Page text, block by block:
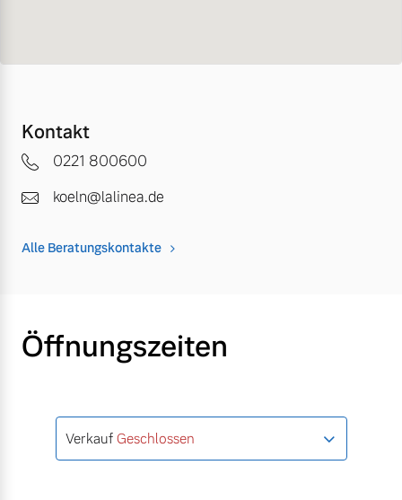
Kontakt
0221 800600
koeln@lalinea.de
Alle Beratungskontakte
Öffnungszeiten
Verkauf Geschlossen